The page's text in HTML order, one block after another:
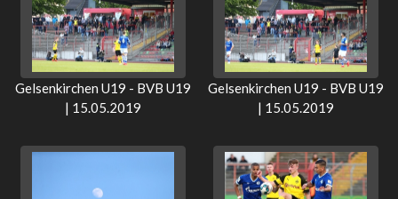
Gelsenkirchen U19 - BVB U19
| 15.05.2019
Gelsenkirchen U19 - BVB U19
| 15.05.2019